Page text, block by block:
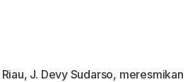
J. Devy Sudarso, meresmikan